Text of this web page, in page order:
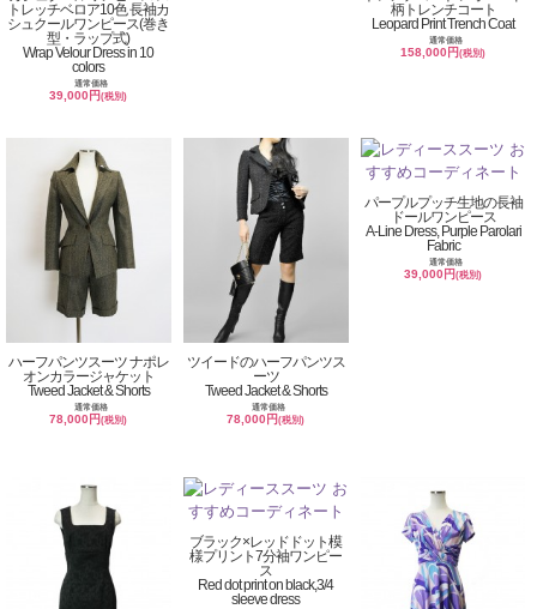
トレッチベロア10色 長袖カ
シュクールワンピース(巻き
型・ラップ式)
Wrap Velour Dress in 10
colors
通常価格
39,000円(税別)
柄トレンチコート
Leopard Print Trench Coat
通常価格
158,000円(税別)
ハーフパンツスーツ ナポレ
オンカラージャケット
Tweed Jacket & Shorts
通常価格
78,000円(税別)
ツイードのハーフパンツス
ーツ
Tweed Jacket & Shorts
通常価格
78,000円(税別)
パープルプッチ生地の長袖
ドールワンピース
A-Line Dress, Purple Parolari
Fabric
通常価格
39,000円(税別)
ブラック×レッドドット模
様プリント7分袖ワンピー
ス
Red dot print on black,3/4
sleeve dress